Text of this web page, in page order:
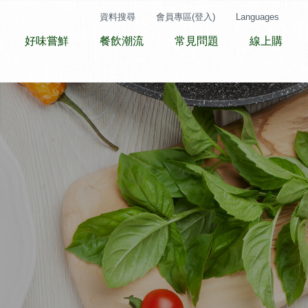
好味嘗鮮 餐飲潮流 常見問題 線上購
資料搜尋 會員專區(登入) Languages